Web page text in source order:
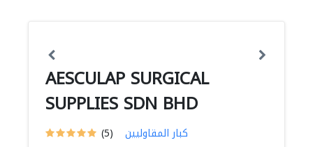
AESCULAP SURGICAL
SUPPLIES SDN BHD
(5) كبار المقاوليين